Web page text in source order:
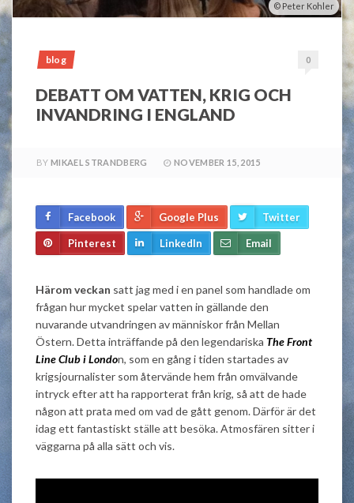
Peter Kohler
blog 0
DEBATT OM VATTEN, KRIG OCH
INVANDRING I ENGLAND
BY MIKAEL STRANDBERG NOVEMBER 15, 2015
Facebook Google Plus Twitter
Pinterest LinkedIn Email
Härom veckan satt jag med i en panel som handlade om
frågan hur mycket spelar vatten in gällande den
nuvarande utvandringen av människor från Mellan
Östern. Detta inträffande på den legendariska The Front
Line Club i London, som en gång i tiden startades av
krigsjournalister som återvände hem från omvälvande
intryck efter att ha rapporterat från krig, så att de hade
någon att prata med om vad de gått genom. Därför är det
idag ett fantastiskt ställe att besöka. Atmosfären sitter i
väggarna på alla sätt och vis.